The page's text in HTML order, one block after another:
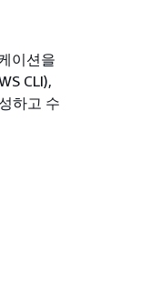
이션을
CLI),
하고 수